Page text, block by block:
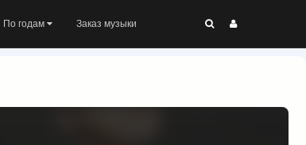
По годам Заказ музыки